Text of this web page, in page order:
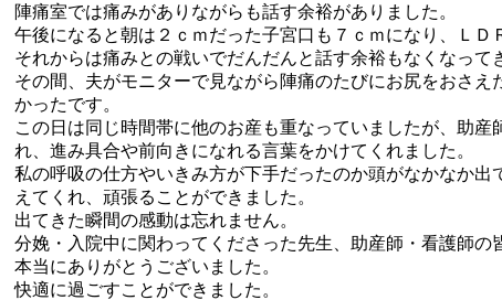
陣痛室では痛みがありながらも話す余裕がありました。
午後になると朝は２ｃｍだった子宮口も７ｃｍになり、ＬＤ
それからは痛みとの戦いでだんだんと話す余裕もなくなって
その間、夫がモニターで見ながら陣痛のたびにお尻をおさえ
かったです。
この日は同じ時間帯に他のお産も重なっていましたが、助産
れ、進み具合や前向きになれる言葉をかけてくれました。
私の呼吸の仕方やいきみ方が下手だったのか頭がなかなか出
えてくれ、頑張ることができました。
出てきた瞬間の感動は忘れません。
分娩・入院中に関わってくださった先生、助産師・看護師の
本当にありがとうございました。
快適に過ごすことができました。